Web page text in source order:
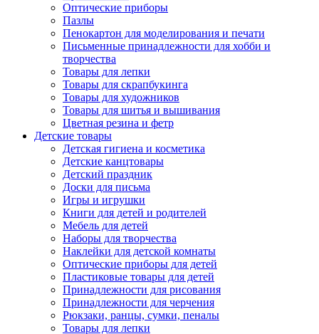
Оптические приборы
Пазлы
Пенокартон для моделирования и печати
Письменные принадлежности для хобби и
творчества
Товары для лепки
Товары для скрапбукинга
Товары для художников
Товары для шитья и вышивания
Цветная резина и фетр
Детские товары
Детская гигиена и косметика
Детские канцтовары
Детский праздник
Доски для письма
Игры и игрушки
Книги для детей и родителей
Мебель для детей
Наборы для творчества
Наклейки для детской комнаты
Оптические приборы для детей
Пластиковые товары для детей
Принадлежности для рисования
Принадлежности для черчения
Рюкзаки, ранцы, сумки, пеналы
Товары для лепки